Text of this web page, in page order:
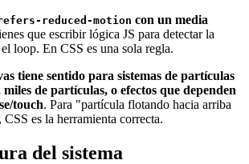
reduced-motion con un media
que escribir lógica JS para detectar la
loop. En CSS es una sola regla.
tiene sentido para sistemas de partículas
de partículas, o efectos que dependen
touch. Para "partícula flotando hacia arriba
es la herramienta correcta.
del sistema